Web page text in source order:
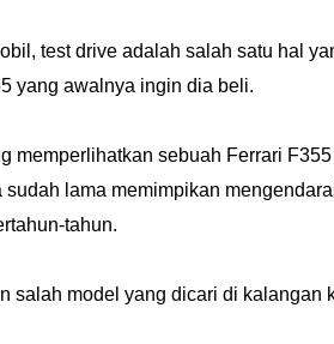
test drive adalah salah satu hal
yang awalnya ingin dia beli.
memperlihatkan sebuah Ferrari
lama memimpikan
tahun.
salah model yang dicari di